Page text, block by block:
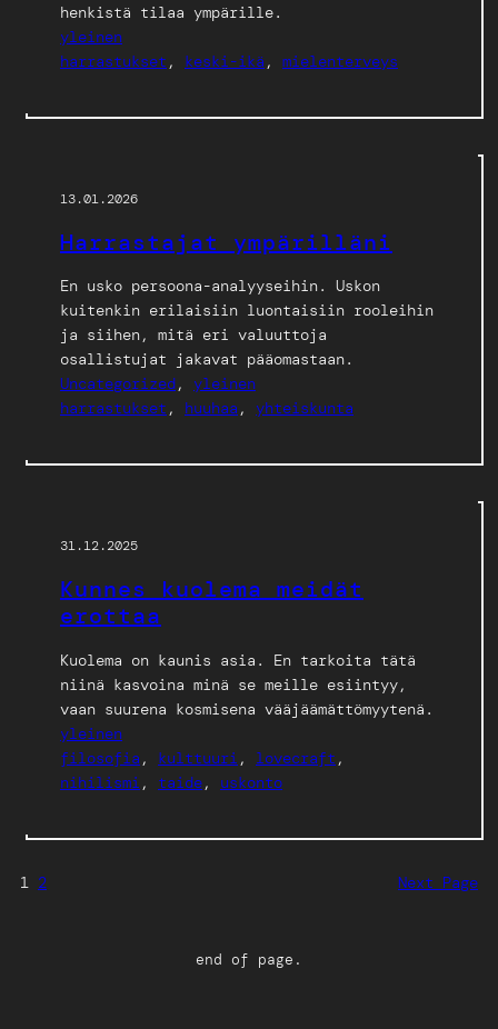
henkistä tilaa ympärille.
yleinen
harrastukset , keski-ikä , mielenterveys
13.01.2026
Harrastajat ympärilläni
En usko persoona-analyyseihin. Uskon
kuitenkin erilaisiin luontaisiin rooleihin
ja siihen, mitä eri valuuttoja
osallistujat jakavat pääomastaan.
Uncategorized, yleinen
harrastukset , huuhaa , yhteiskunta
31.12.2025
Kunnes kuolema meidät
erottaa
Kuolema on kaunis asia. En tarkoita tätä
niinä kasvoina minä se meille esiintyy,
vaan suurena kosmisena vääjäämättömyytenä.
yleinen
filosofia , kulttuuri , lovecraft
nihilismi , taide, uskonto
1 2 Next Page
end of page.